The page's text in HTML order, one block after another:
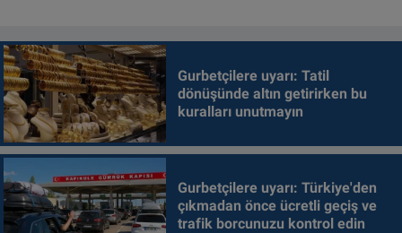
Gurbetçilere uyarı: Tatil
dönüşünde altın getirirken bu
kuralları unutmayın
Gurbetçilere uyarı: Türkiye'den
çıkmadan önce ücretli geçiş ve
trafik borcunuzu kontrol edin